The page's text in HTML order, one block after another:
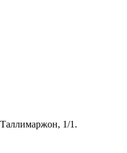
1/1.